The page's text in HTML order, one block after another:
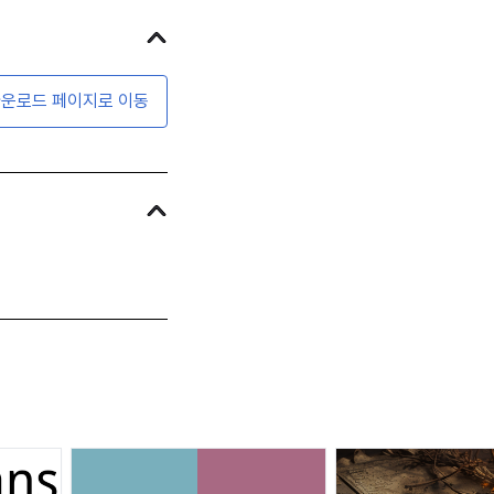
로드 페이지로 이동